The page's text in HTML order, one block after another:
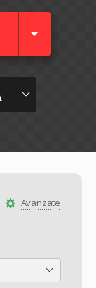
Avanzate